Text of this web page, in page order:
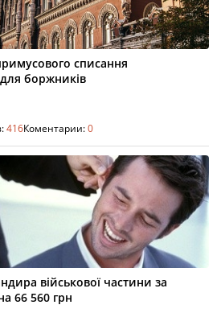
списання
боржників
416Коментарии:0
військової частини за
66 560 грн